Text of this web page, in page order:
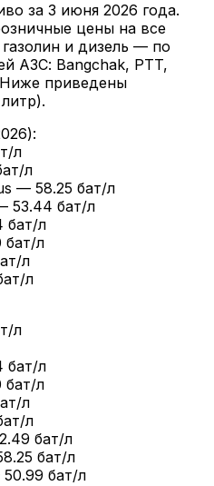
за 3 июня 2026 года.
цены на все
и дизель — по
АЗС: Bangchak, PTT,
Ниже приведены
л
л
— 58.25 бат/л
53.44 бат/л
бат/л
бат/л
л
л
л
бат/л
бат/л
л
л
бат/л
бат/л
бат/л